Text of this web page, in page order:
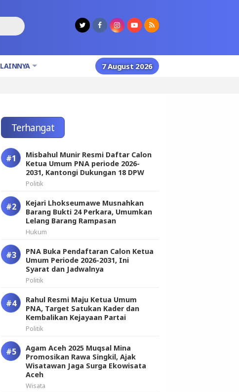
LAINNYA 7 August 2026
Terhangat
Misbahul Munir Resmi Daftar Calon
Ketua Umum PNA periode 2026-
2031, Kantongi Dukungan 18 DPW
Politik
Kejari Lhokseumawe Musnahkan
Barang Bukti 24 Perkara, Umumkan
Lelang Barang Rampasan
Hukum
PNA Buka Pendaftaran Calon Ketua
Umum Periode 2026-2031, Ini
Syarat dan Jadwalnya
Politik
Rahul Resmi Maju Ketua Umum
PNA, Target Satukan Kader dan
Kembalikan Kejayaan Partai
Politik
Agam Aceh 2025 Muqsal Mina
Promosikan Rawa Singkil, Ajak
Wisatawan Jaga Surga Ekowisata
Aceh
Wisata